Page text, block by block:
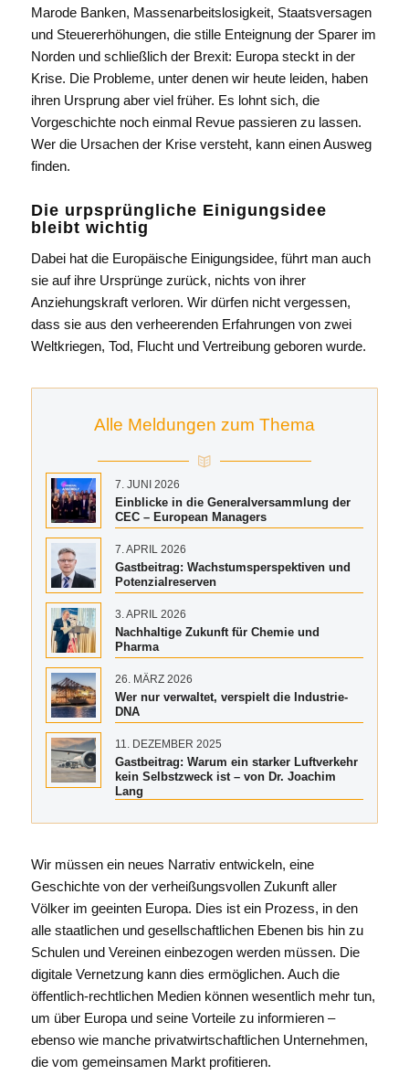
Marode Banken, Massenarbeitslosigkeit, Staatsversagen
und Steuererhöhungen, die stille Enteignung der Sparer im
Norden und schließlich der Brexit: Europa steckt in der
Krise. Die Probleme, unter denen wir heute leiden, haben
ihren Ursprung aber viel früher. Es lohnt sich, die
Vorgeschichte noch einmal Revue passieren zu lassen.
Wer die Ursachen der Krise versteht, kann einen Ausweg
finden.
Die urpsprüngliche Einigungsidee
bleibt wichtig
Dabei hat die Europäische Einigungsidee, führt man auch
sie auf ihre Ursprünge zurück, nichts von ihrer
Anziehungskraft verloren. Wir dürfen nicht vergessen,
dass sie aus den verheerenden Erfahrungen von zwei
Weltkriegen, Tod, Flucht und Vertreibung geboren wurde.
Alle Meldungen zum Thema
7. JUNI 2026
Einblicke in die Generalversammlung der
CEC – European Managers
7. APRIL 2026
Gastbeitrag: Wachstumsperspektiven und
Potenzialreserven
3. APRIL 2026
Nachhaltige Zukunft für Chemie und
Pharma
26. MÄRZ 2026
Wer nur verwaltet, verspielt die Industrie-
DNA
11. DEZEMBER 2025
Gastbeitrag: Warum ein starker Luftverkehr
kein Selbstzweck ist – von Dr. Joachim
Lang
Wir müssen ein neues Narrativ entwickeln, eine
Geschichte von der verheißungsvollen Zukunft aller
Völker im geeinten Europa. Dies ist ein Prozess, in den
alle staatlichen und gesellschaftlichen Ebenen bis hin zu
Schulen und Vereinen einbezogen werden müssen. Die
digitale Vernetzung kann dies ermöglichen. Auch die
öffentlich-rechtlichen Medien können wesentlich mehr tun,
um über Europa und seine Vorteile zu informieren –
ebenso wie manche privatwirtschaftlichen Unternehmen,
die vom gemeinsamen Markt profitieren.